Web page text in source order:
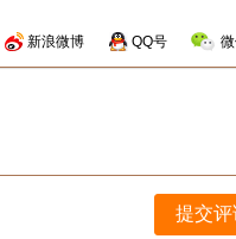
新浪微博 QQ号
提交评